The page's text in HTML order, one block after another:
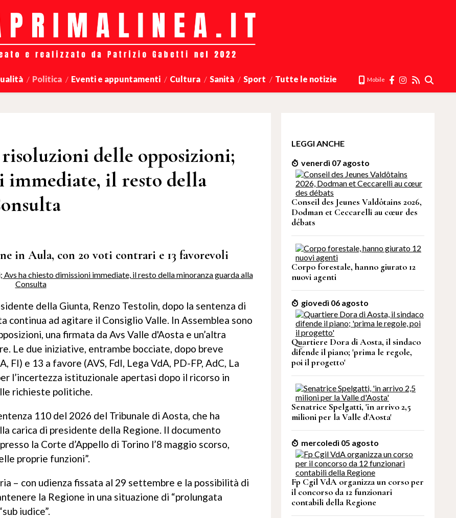
Politica Eventi e appuntamenti Cultura Sanità Sport Tutte le notizie Mobile
delle opposizioni;
immediate, il resto della
in Aula, con 20 voti contrari e 13 favorevoli
della Giunta, Renzo Testolin, dopo la sentenza di
continua ad agitare il Consiglio Valle. In Assemblea sono
una firmata da Avs Valle d'Aosta e un’altra
Le due iniziative, entrambe bocciate, dopo breve
FI) e 13 a favore (AVS, FdI, Lega VdA, PD-FP, AdC, La
l’incertezza istituzionale apertasi dopo il ricorso in
richieste politiche.
110 del 2026 del Tribunale di Aosta, che ha
carica di presidente della Regione. Il documento
la Corte d’Appello di Torino l’8 maggio scorso,
proprie funzioni”.
– con udienza fissata al 29 settembre e la possibilità di
la Regione in una situazione di “prolungata
iudice”.
LEGGI ANCHE
venerdì 07 agosto
Conseil des Jeunes Valdôtains 2026,
Dodman et Ceccarelli au cœur des
débats
Corpo forestale, hanno giurato 12
nuovi agenti
giovedì 06 agosto
Quartiere Dora di Aosta, il sindaco
difende il piano; 'prima le regole,
poi il progetto'
Senatrice Spelgatti, 'in arrivo 2,5
milioni per la Valle d'Aosta'
mercoledì 05 agosto
Fp Cgil VdA organizza un corso per
il concorso da 12 funzionari
contabili della Regione